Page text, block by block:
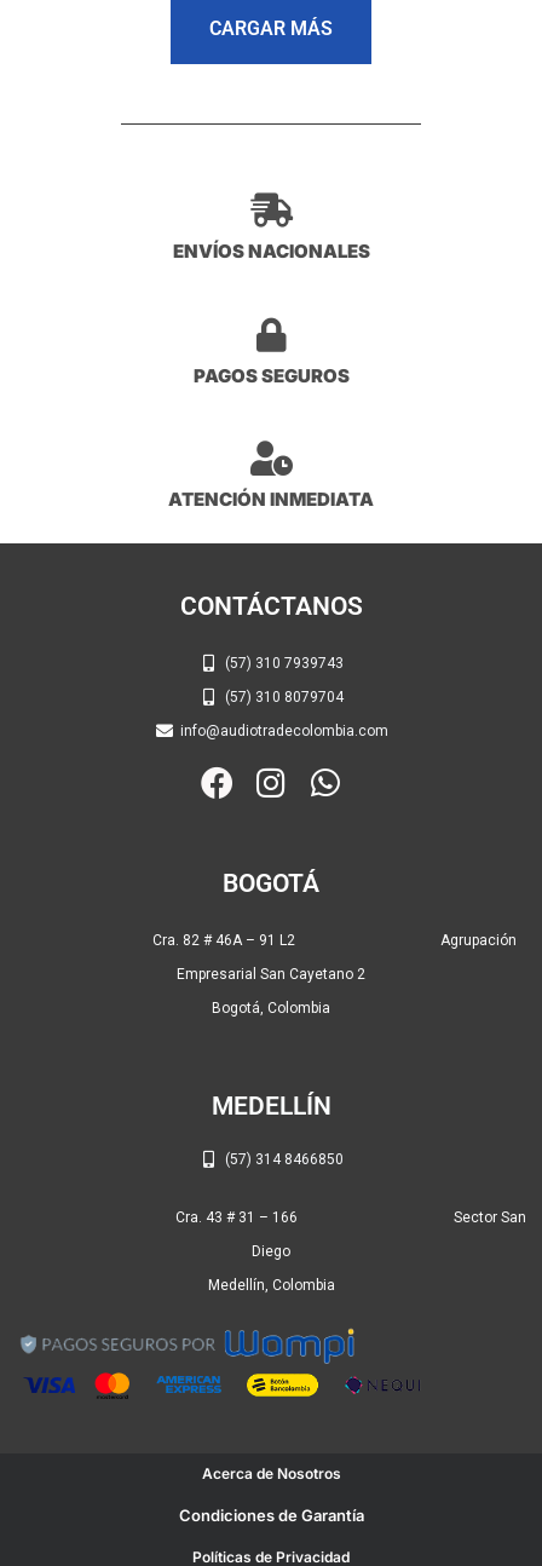
CARGAR MÁS
ENVÍOS NACIONALES
PAGOS SEGUROS
ATENCIÓN INMEDIATA
CONTÁCTANOS
(57) 310 7939743
(57) 310 8079704
info@audiotradecolombia.com
F
e
o
o
k
I
t
g
r
a
W
p
p
BOGOTÁ
Cra. 82 # 46A – 91 L2 Agrupación
Empresarial San Cayetano 2
Bogotá, Colombia
MEDELLÍN
(57) 314 8466850
Cra. 43 # 31 – 166 Sector San
Diego
Medellín, Colombia
Acerca de Nosotros
Condiciones de Garantía
Políticas de Privacidad